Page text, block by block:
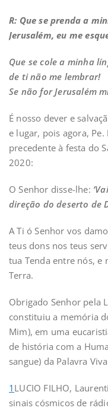
R: Que se prenda a
Jerusalém, eu me
Que se cole a minha
de ti não me lembrar!
Se não for Jerusalém
É nosso dever e
e lugar, pois agora,
precedente à festa do
2020:
O Senhor disse-lhe:
direção do deserto de
A Ti ó Senhor vos
teus dons nos teus
tua Tenda entre nós, e
Terra.
Obrigado Senhor pela
constituiu a memória
Mim), em uma
de história com a
sangue) da Palavra
1 LUCIO FILHO,
sinais cósmicos de